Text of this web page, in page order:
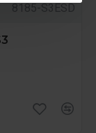
8185-S3ESD